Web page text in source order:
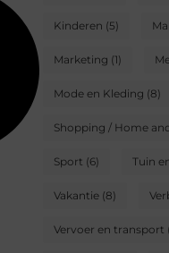
Kinderen (5)
Marketing (1)
Mode en Kleding (8)
Shopping / Home
Sport (6) Tuin
Vakantie (8)
Vervoer en transport